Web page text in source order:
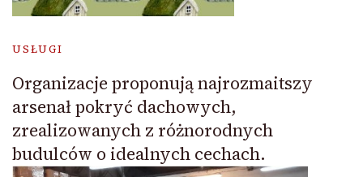
USŁUGI
Organizacje proponują najrozmaitszy
arsenał pokryć dachowych,
zrealizowanych z różnorodnych
budulców o idealnych cechach.